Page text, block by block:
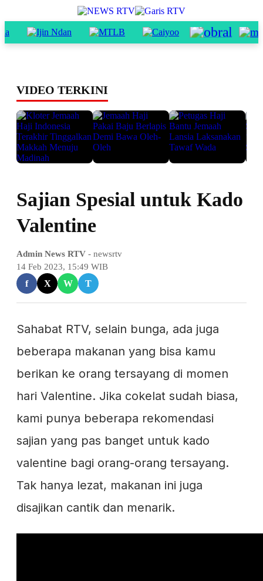
VIDEO TERKINI
Sajian Spesial untuk Kado
Valentine
Admin News RTV - newsrtv
14 Feb 2023, 15:49 WIB
f X W T
Sahabat RTV, selain bunga, ada juga
beberapa makanan yang bisa kamu
berikan ke orang tersayang di momen
hari Valentine. Jika cokelat sudah biasa,
kami punya beberapa rekomendasi
sajian yang pas banget untuk kado
valentine bagi orang-orang tersayang.
Tak hanya lezat, makanan ini juga
disajikan cantik dan menarik.